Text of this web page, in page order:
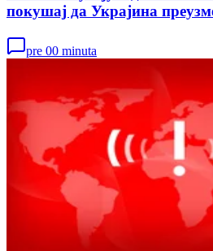
покушај да Украјина
pre 00 minuta